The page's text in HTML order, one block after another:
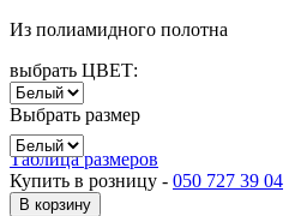
Из полиамидного полотна
выбрать ЦВЕТ:
Выбрать размер
Таблица размеров
Купить в розницу - 050 727 39 04
В корзину